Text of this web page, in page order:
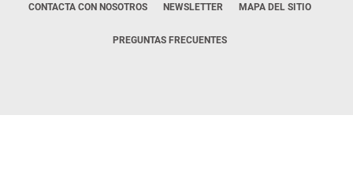
CONTACTA CON NOSOTROS NEWSLETTER MAPA DEL SITIO
PREGUNTAS FRECUENTES